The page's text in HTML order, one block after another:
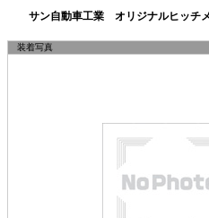
サン自動車工業 オリジナルヒッチ
装着写真